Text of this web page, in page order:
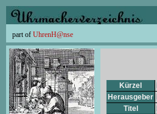
part of UhrenH@nse
Kürzel
Herausgeber
Titel